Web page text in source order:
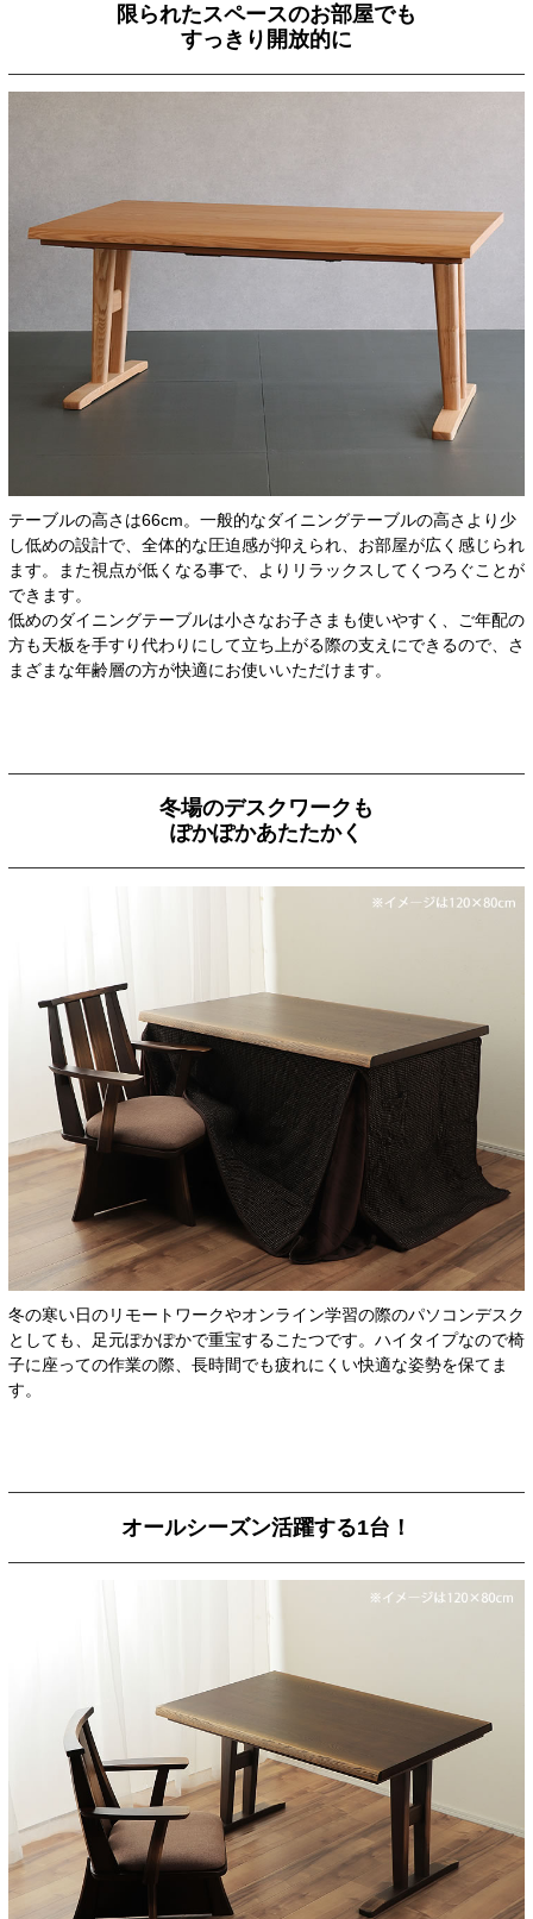
限られたスペースのお部屋でも
すっきり開放的に
テーブルの高さは66cm。一般的なダイニングテーブルの高さより少
し低めの設計で、全体的な圧迫感が抑えられ、お部屋が広く感じられ
ます。また視点が低くなる事で、よりリラックスしてくつろぐことが
できます。
低めのダイニングテーブルは小さなお子さまも使いやすく、ご年配の
方も天板を手すり代わりにして立ち上がる際の支えにできるので、さ
まざまな年齢層の方が快適にお使いいただけます。
冬場のデスクワークも
ぽかぽかあたたかく
冬の寒い日のリモートワークやオンライン学習の際のパソコンデスク
としても、足元ぽかぽかで重宝するこたつです。ハイタイプなので椅
子に座っての作業の際、長時間でも疲れにくい快適な姿勢を保てま
す。
オールシーズン活躍する1台！